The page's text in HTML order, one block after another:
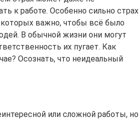
к работе. Особенно сильно страх
важно, чтобы всё было
В обычной жизни они могут
их пугает. Как
Осознать, что неидеальный
или сложной работы, но